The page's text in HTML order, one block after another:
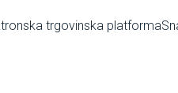
trgovinska platforma